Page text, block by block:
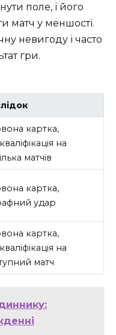
поле, і його
матч у меншості.
невигоду і часто
гри.
картка,
на
матчів
картка,
удар
картка,
на
матч